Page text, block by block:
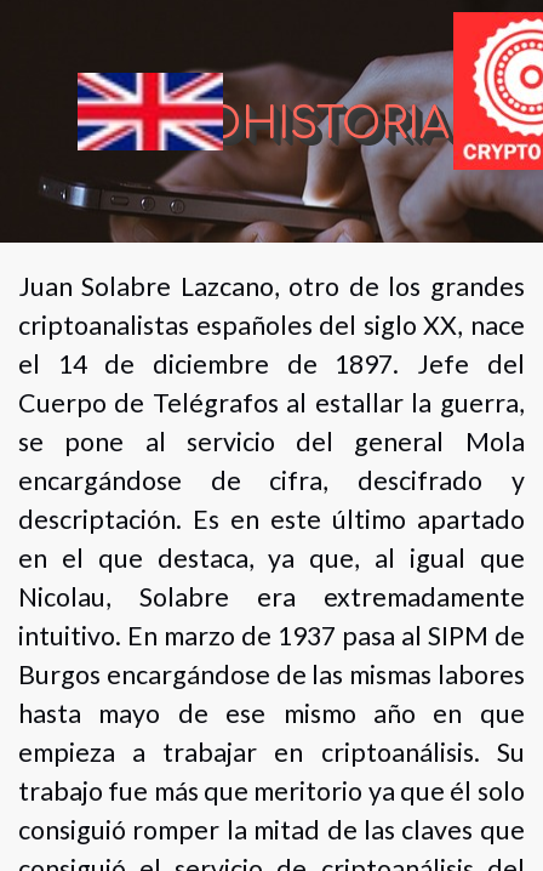
CRIPTOHISTORIA
Juan Solabre Lazcano, otro de los grandes
criptoanalistas españoles del siglo XX, nace
el 14 de diciembre de 1897. Jefe del
Cuerpo de Telégrafos al estallar la guerra,
se pone al servicio del general Mola
encargándose de cifra, descifrado y
descriptación. Es en este último apartado
en el que destaca, ya que, al igual que
Nicolau, Solabre era extremadamente
intuitivo. En marzo de 1937 pasa al SIPM de
Burgos encargándose de las mismas labores
hasta mayo de ese mismo año en que
empieza a trabajar en criptoanálisis. Su
trabajo fue más que meritorio ya que él solo
consiguió romper la mitad de las claves que